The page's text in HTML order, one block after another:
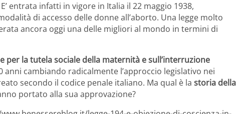
E’ entrata infatti in vigore in Italia il 22 maggio 1938,
di accesso delle donne all’aborto. Una legge molto
ancora oggi una delle migliori al mondo in termini di
per la tutela sociale della maternità e sull’interruzione
anni cambiando radicalmente l’approccio legislativo nei
secondo il codice penale italiano. Ma qual è la storia della
portato alla sua approvazione?